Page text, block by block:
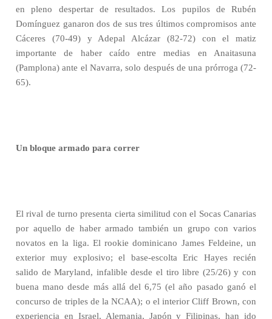
en pleno despertar de resultados. Los pupilos de Rubén
Domínguez ganaron dos de sus tres últimos compromisos ante
Cáceres (70-49) y Adepal Alcázar (82-72) con el matiz
importante de haber caído entre medias en Anaitasuna
(Pamplona) ante el Navarra, solo después de una prórroga (72-
65).
Un bloque armado para correr
El rival de turno presenta cierta similitud con el Socas Canarias
por aquello de haber armado también un grupo con varios
novatos en la liga. El rookie dominicano James Feldeine, un
exterior muy explosivo; el base-escolta Eric Hayes recién
salido de Maryland, infalible desde el tiro libre (25/26) y con
buena mano desde más allá del 6,75 (el año pasado ganó el
concurso de triples de la NCAA); o el interior Cliff Brown, con
experiencia en Israel, Alemania, Japón y Filipinas, han ido